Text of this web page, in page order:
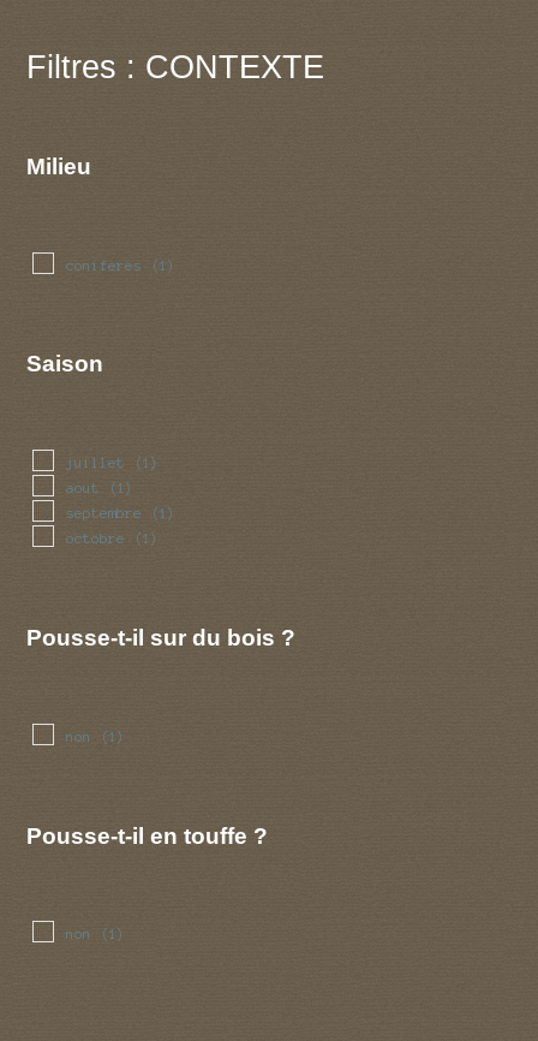
Filtres : CONTEXTE
Milieu
coniferes (1)
Saison
juillet (1)
aout (1)
septembre (1)
octobre (1)
Pousse-t-il sur du bois ?
non (1)
Pousse-t-il en touffe ?
non (1)